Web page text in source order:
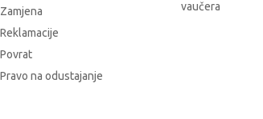
Zamjena
Reklamacije
Povrat
Pravo na odustajanje
vaučera